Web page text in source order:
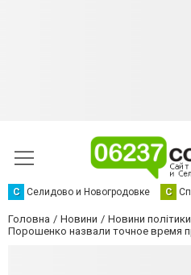
С Селидово и Новогродовке С
Головна Новини Новини політики
Порошенко назвали точное время